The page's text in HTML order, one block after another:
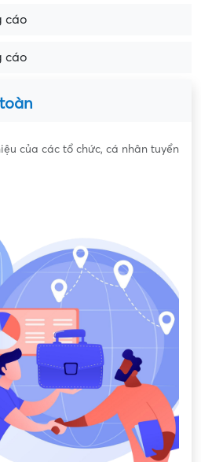
cáo
cáo
của các tổ chức, cá nhân tuyển